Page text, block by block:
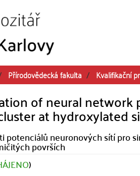
Přírodovědecká fakulta Kvalifikační
of neural
at hydroxylated
potenciálů neuronových sítí pro
površích
)